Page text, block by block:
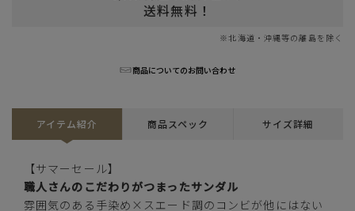
アイボリー
送料無料！
※北海道・沖縄等の離島を除く
商品についてのお問い合わせ
アイテム紹介 商品スペック サイズ詳細
【サマーセール】
職人さんのこだわりがつまったサンダル
雰囲気のある手染め×スエード調のコンビが他にはない